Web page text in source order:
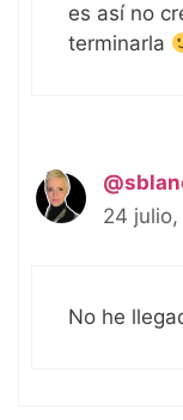
es así no
terminarla
24
No he